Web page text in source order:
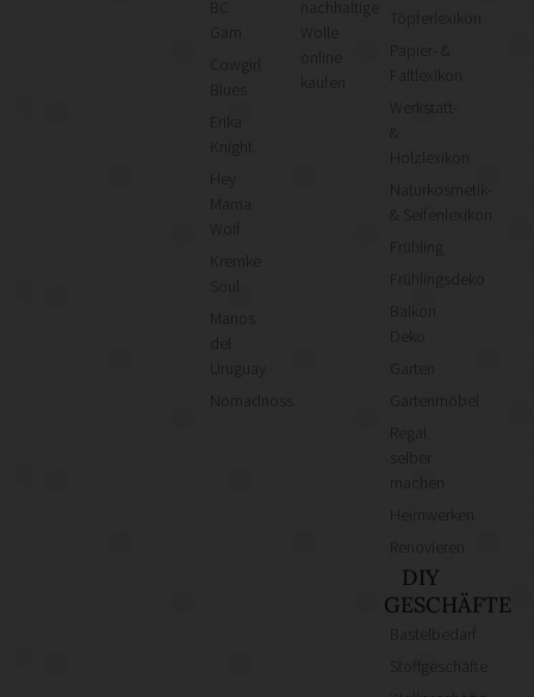
Cowgirl
Knight
Mama
Wolf
Kremke
Manos
Uruguay
Nomadnoss
nachhaltige
kaufen
Töpferlexikon
Papier- &
Faltlexikon
Werkstatt-
&
Holzlexikon
Naturkosmetik-
& Seifenlexikon
Frühling
Frühlingsdeko
Balkon
Deko
Garten
Gartenmöbel
Regal
Heimwerken
DIY
GESCHÄFTE
Bastelbedarf
Stoffgeschäfte